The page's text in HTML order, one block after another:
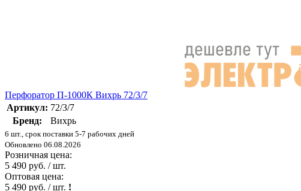
Перфоратор П-1000К Вихрь 72/3/7
Артикул: 72/3/7
Бренд:
Вихрь
6 шт., срок поставки 5-7 рабочих дней
Обновлено 06.08.2026
Розничная цена:
5 490 руб. / шт.
Оптовая цена:
5 490 руб. / шт. !